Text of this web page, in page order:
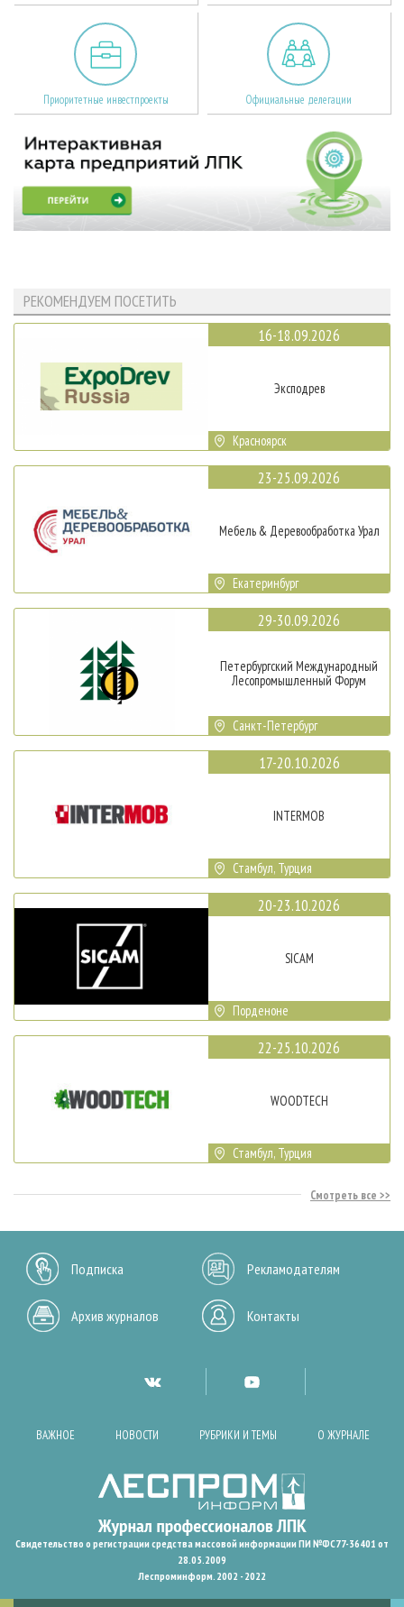
Приоритетные инвестпроекты Официальные делегации
РЕКОМЕНДУЕМ ПОСЕТИТЬ
16-18.09.2026
Эксподрев
Красноярск
23-25.09.2026
Мебель & Деревообработка Урал
Екатеринбург
29-30.09.2026
Петербургский Международный
Лесопромышленный Форум
Санкт-Петербург
17-20.10.2026
INTERMOB
Стамбул, Турция
20-23.10.2026
SICAM
Порденоне
22-25.10.2026
WOODTECH
Стамбул, Турция
Смотреть все
Подписка Рекламодателям
Архив журналов Контакты
ВАЖНОЕ НОВОСТИ РУБРИКИ И ТЕМЫ О ЖУРНАЛЕ
Свидетельство о регистрации средства массовой информации ПИ №ФС77-36401 от
28.05.2009
Леспроминформ. 2002 - 2022